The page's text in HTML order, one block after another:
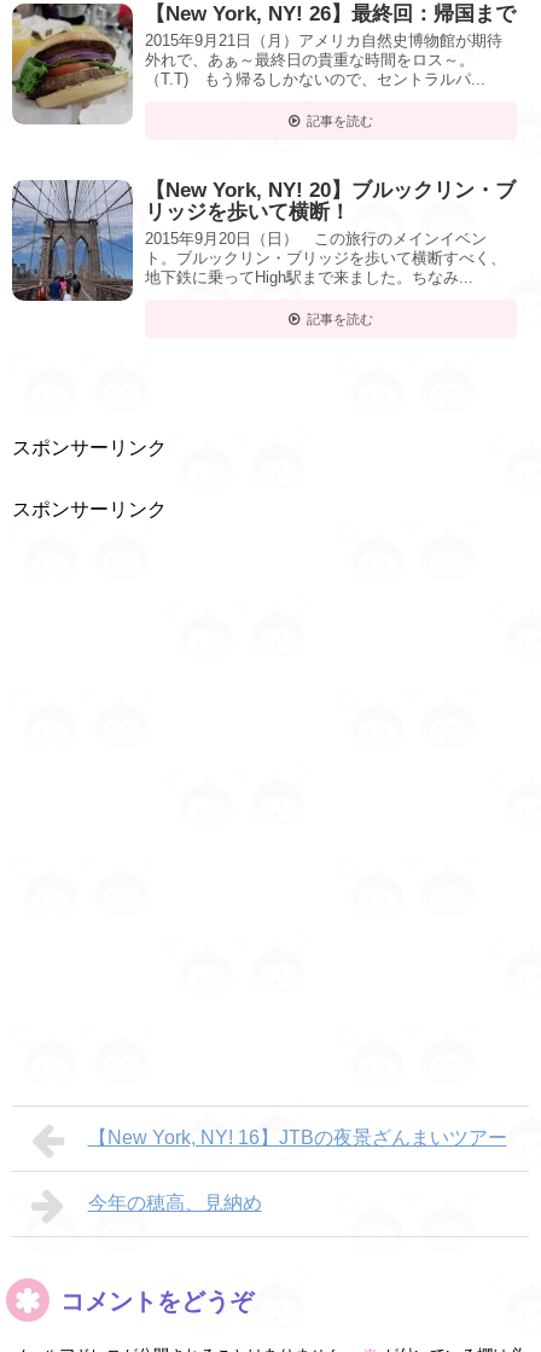
【New York, NY! 26】最終回：帰国まで
2015年9月21日（月）アメリカ自然史博物館が期待
外れで、あぁ～最終日の貴重な時間をロス～。
（T.T) もう帰るしかないので、セントラルパ...
記事を読む
【New York, NY! 20】ブルックリン・ブ
リッジを歩いて横断！
2015年9月20日（日） この旅行のメインイベン
ト。ブルックリン・ブリッジを歩いて横断すべく、
地下鉄に乗ってHigh駅まで来ました。ちなみ...
記事を読む
スポンサーリンク
スポンサーリンク
【New York, NY! 16】JTBの夜景ざんまいツアー
今年の穂高、見納め
コメントをどうぞ